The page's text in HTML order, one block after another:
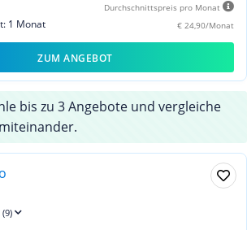
Durchschnittspreis pro Monat
€ 24,90/Monat
1 Monat
ZUM ANGEBOT
bis zu 3 Angebote und vergleiche
(9)